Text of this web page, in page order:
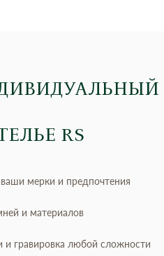
RS
мерки и предпочтения
и материалов
гравировка любой сложности